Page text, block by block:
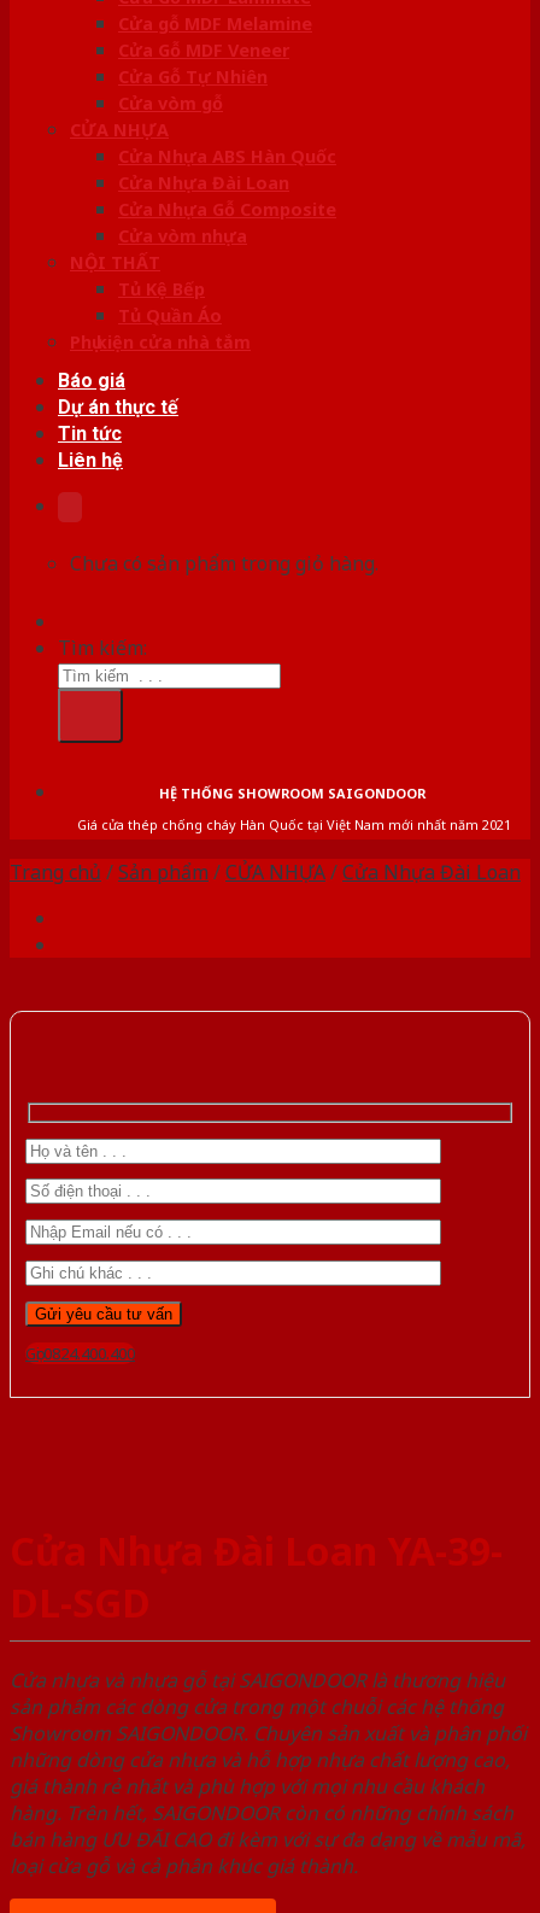
Cửa gỗ MDF Melamine
Cửa Gỗ MDF Veneer
Cửa Gỗ Tự Nhiên
Cửa vòm gỗ
CỬA NHỰA
Cửa Nhựa ABS Hàn Quốc
Cửa Nhựa Đài Loan
Cửa Nhựa Gỗ Composite
Cửa vòm nhựa
NỘI THẤT
Tủ Kệ Bếp
Tủ Quần Áo
Phụ kiện cửa nhà tắm
Báo giá
Dự án thực tế
Tin tức
Liên hệ
Chưa có sản phẩm trong giỏ hàng.
Tìm kiếm:
HỆ THỐNG SHOWROOM SAIGONDOOR
Giá cửa thép chống cháy Hàn Quốc tại Việt Nam mới nhất năm 2021
Trang chủ /Sản phẩm /CỬA NHỰA/Cửa Nhựa Đài Loan
Gọi 0824.400.400
Cửa Nhựa Đài Loan YA-39-
DL-SGD
Cửa nhựa và nhựa gỗ tại SAIGONDOOR là thương hiệu
sản phẩm các dòng cửa trong một chuỗi các hệ thống
Showroom SAIGONDOOR. Chuyên sản xuất và phân phối
những dòng cửa nhựa và hỗ hợp nhựa chất lượng cao,
giá thành rẻ nhất và phù hợp với mọi nhu cầu khách
hàng. Trên hết, SAIGONDOOR còn có những chính sách
bán hàng ƯU ĐÃI CAO đi kèm với sự đa dạng về mẫu mã,
loại cửa gỗ và cả phân khúc giá thành.